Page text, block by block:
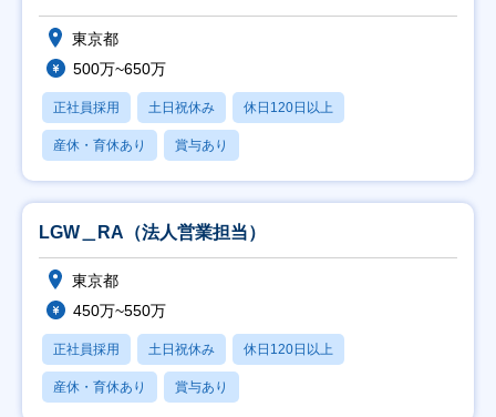
東京都
500万~650万
正社員採用 土日祝休み 休日120日以上
産休・育休あり 賞与あり
LGW＿RA（法人営業担当）
東京都
450万~550万
正社員採用 土日祝休み 休日120日以上
産休・育休あり 賞与あり